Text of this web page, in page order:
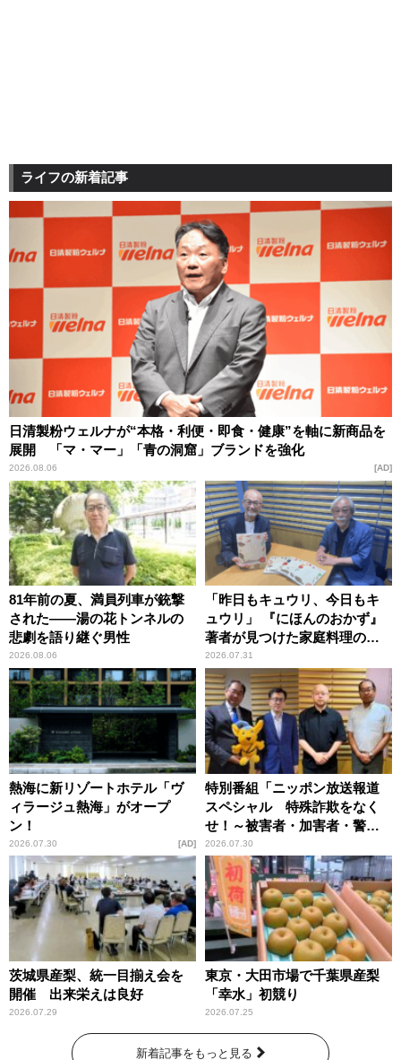
ライフの新着記事
日清製粉ウェルナが“本格・利便・即食・健康”を軸に新商品を
展開 「マ・マー」「青の洞窟」ブランドを強化
2026.08.06 AD
81年前の夏、満員列車が銃撃
された――湯の花トンネルの
悲劇を語り継ぐ男性
2026.08.06
「昨日もキュウリ、今日もキ
ュウリ」 『にほんのおかず』
著者が見つけた家庭料理の知
恵
2026.07.31
熱海に新リゾートホテル「ヴ
ィラージュ熱海」がオープ
ン！
2026.07.30 AD
特別番組「ニッポン放送報道
スペシャル 特殊詐欺をなく
せ！～被害者・加害者・警視
庁が語るトクリュウの実態
～」放送
2026.07.30
茨城県産梨、統一目揃え会を
開催 出来栄えは良好
2026.07.29
東京・大田市場で千葉県産梨
「幸水」初競り
2026.07.25
新着記事をもっと見る